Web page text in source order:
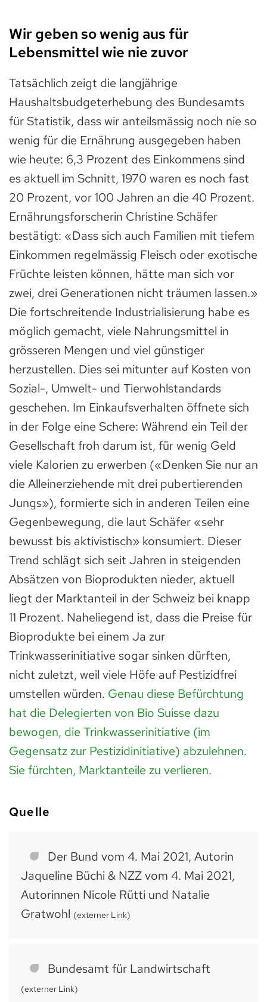
Wir geben so wenig aus für
Lebensmittel wie nie zuvor
Tatsächlich zeigt die langjährige
Haushaltsbudgeterhebung des Bundesamts
für Statistik, dass wir anteilsmässig noch nie so
wenig für die Ernährung ausgegeben haben
wie heute: 6,3 Prozent des Einkommens sind
es aktuell im Schnitt, 1970 waren es noch fast
20 Prozent, vor 100 Jahren an die 40 Prozent.
Ernährungsforscherin Christine Schäfer
bestätigt: «Dass sich auch Familien mit tiefem
Einkommen regelmässig Fleisch oder exotische
Früchte leisten können, hätte man sich vor
zwei, drei Generationen nicht träumen lassen.»
Die fortschreitende Industrialisierung habe es
möglich gemacht, viele Nahrungsmittel in
grösseren Mengen und viel günstiger
herzustellen. Dies sei mitunter auf Kosten von
Sozial-, Umwelt- und Tierwohlstandards
geschehen. Im Einkaufsverhalten öffnete sich
in der Folge eine Schere: Während ein Teil der
Gesellschaft froh darum ist, für wenig Geld
viele Kalorien zu erwerben («Denken Sie nur an
die Alleinerziehende mit drei pubertierenden
Jungs»), formierte sich in anderen Teilen eine
Gegenbewegung, die laut Schäfer «sehr
bewusst bis aktivistisch» konsumiert. Dieser
Trend schlägt sich seit Jahren in steigenden
Absätzen von Bioprodukten nieder, aktuell
liegt der Marktanteil in der Schweiz bei knapp
11 Prozent. Naheliegend ist, dass die Preise für
Bioprodukte bei einem Ja zur
Trinkwasserinitiative sogar sinken dürften,
nicht zuletzt, weil viele Höfe auf Pestizidfrei
umstellen würden. Genau diese Befürchtung
hat die Delegierten von Bio Suisse dazu
bewogen, die Trinkwasserinitiative (im
Gegensatz zur Pestizidinitiative) abzulehnen.
Sie fürchten, Marktanteile zu verlieren.
Quelle
Der Bund vom 4. Mai 2021, Autorin
Jaqueline Büchi & NZZ vom 4. Mai 2021,
Autorinnen Nicole Rütti und Natalie
Gratwohl (externer Link)
Bundesamt für Landwirtschaft
(externer Link)